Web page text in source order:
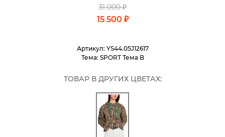
31 000 ₽
15 500 ₽
Артикул: YS44.05J12617
Тема: SPORT Тема B
ТОВАР В ДРУГИХ ЦВЕТАХ: